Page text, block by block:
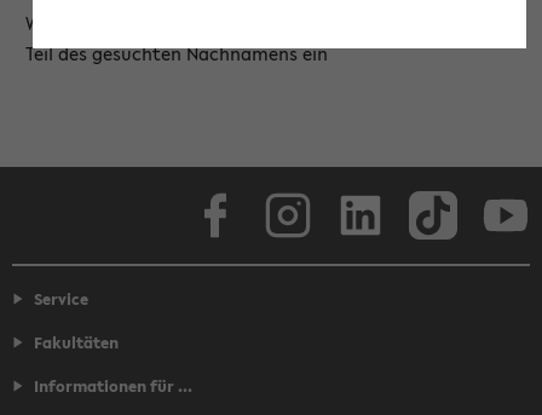
Wählen Sie die Einrichtung aus und/oder geben Sie einen
Teil des gesuchten Nachnamens ein
Service
Fakultäten
Informationen für ...